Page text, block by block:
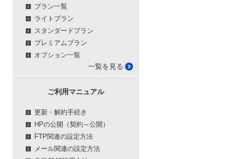
プラン一覧
ライトプラン
スタンダードプラン
プレミアムプラン
オプション一覧
一覧を見る
ご利用マニュアル
更新・解約手続き
HPの公開（契約～公開）
FTP関連の設定方法
メール関連の設定方法